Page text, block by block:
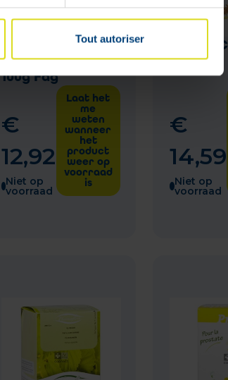
Tout autoriser
Gesneden Doos
100g Fag
€
12,92
Niet op
voorraad
Laat het
me
weten
wanneer
het
product
weer op
voorraad
is
Tisane
100g
€
14,59
Niet op
voorraad